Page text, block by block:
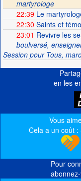
martyrologe
22:39Le
22:30 Saints et
23:01 Revivre les
boulversé,
Session pour Tous,
en les
Vous
Cela a un coût
Pour